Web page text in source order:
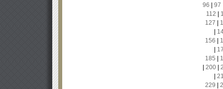
96
97
112
127
156
185
200|
229